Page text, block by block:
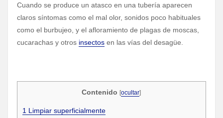
Cuando se produce un atasco en una tubería aparecen
claros síntomas como el mal olor, sonidos poco habituales
como el burbujeo, y el afloramiento de plagas de moscas,
cucarachas y otros insectosen las vías del desagüe.
Contenido [ocultar]
1Limpiar superficialmente